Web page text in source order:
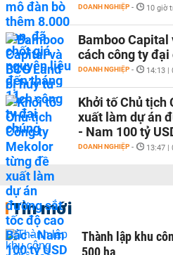
DOANH NGHIỆP - 10 giờ
Bamboo Capital
cách công ty đại
DOANH NGHIỆP - 14:13 |
Khởi tố Chủ tịch
xuất làm dự án
- Nam 100 tỷ
DOANH NGHIỆP - 13:47 |
Tin mới
Thành lập khu
500 ha